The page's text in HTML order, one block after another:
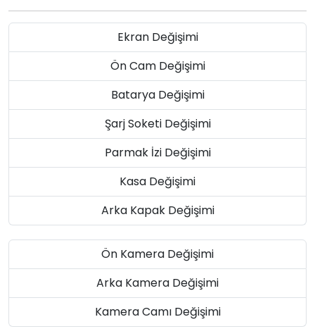
Ekran Değişimi
Ön Cam Değişimi
Batarya Değişimi
Şarj Soketi Değişimi
Parmak İzi Değişimi
Kasa Değişimi
Arka Kapak Değişimi
Ön Kamera Değişimi
Arka Kamera Değişimi
Kamera Camı Değişimi